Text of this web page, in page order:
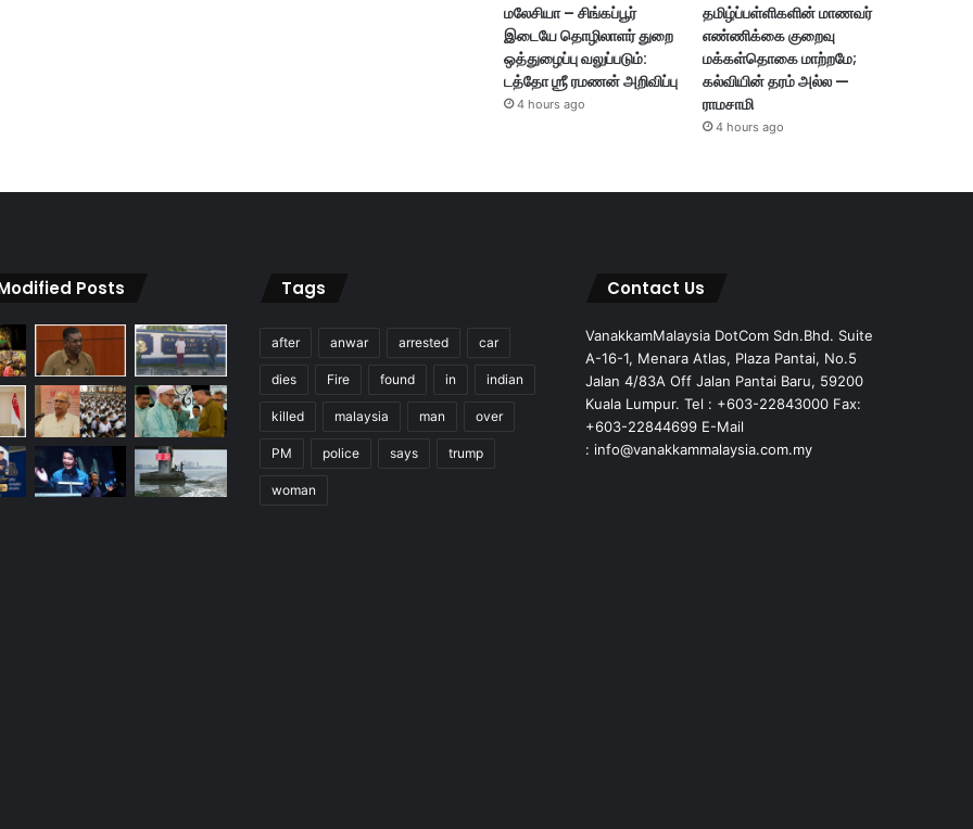
மலேசியா – சிங்கப்பூர்
இடையே தொழிலாளர் துறை
ஒத்துழைப்பு வலுப்படும்:
டத்தோ ஶ்ரீ ரமணன் அறிவிப்பு
4 hours ago
தமிழ்ப்பள்ளிகளின் மாணவர்
எண்ணிக்கை குறைவு
மக்கள்தொகை மாற்றமே;
கல்வியின் தரம் அல்ல —
ராமசாமி
4 hours ago
Posts Tags
after anwar arrested car
dies Fire found in indian
killed malaysia man over
PM police says trump
woman
Contact Us
VanakkamMalaysia DotCom Sdn.Bhd. Suite
A-16-1, Menara Atlas, Plaza Pantai, No.5
Jalan 4/83A Off Jalan Pantai Baru, 59200
Kuala Lumpur. Tel : +603-22843000 Fax:
+603-22844699 E-Mail
: info@vanakkammalaysia.com.my